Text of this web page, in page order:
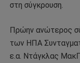
στη σύγκρουση.
Πρώην ανώτερος
των ΗΠΑ
ε.α. Ντάγκλας